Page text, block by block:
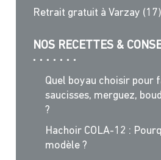
Retrait gratuit à Varzay
NOS RECETTES &
Quel boyau choisir pour
saucisses, merguez,
?
Hachoir COLA-12 :
modèle ?